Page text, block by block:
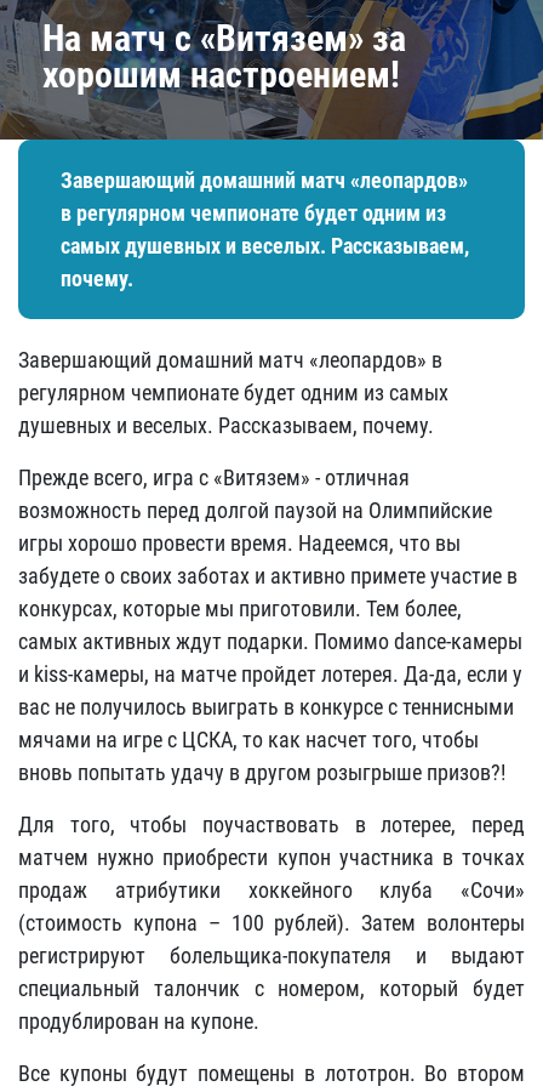
На матч с «Витязем» за
хорошим настроением!
Завершающий домашний матч «леопардов»
в регулярном чемпионате будет одним из
самых душевных и веселых. Рассказываем,
почему.
Завершающий домашний матч «леопардов» в
регулярном чемпионате будет одним из самых
душевных и веселых. Рассказываем, почему.
Прежде всего, игра с «Витязем» - отличная
возможность перед долгой паузой на Олимпийские
игры хорошо провести время. Надеемся, что вы
забудете о своих заботах и активно примете участие в
конкурсах, которые мы приготовили. Тем более,
самых активных ждут подарки. Помимо dance-камеры
и kiss-камеры, на матче пройдет лотерея. Да-да, если у
вас не получилось выиграть в конкурсе с теннисными
мячами на игре с ЦСКА, то как насчет того, чтобы
вновь попытать удачу в другом розыгрыше призов?!
Для того, чтобы поучаствовать в лотерее, перед
матчем нужно приобрести купон участника в точках
продаж атрибутики хоккейного клуба «Сочи»
(стоимость купона – 100 рублей). Затем волонтеры
регистрируют болельщика-покупателя и выдают
специальный талончик с номером, который будет
продублирован на купоне.
Все купоны будут помещены в лототрон. Во втором